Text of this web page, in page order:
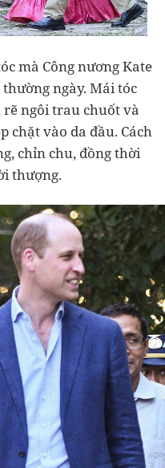
mà Công nương Kate
ngày. Mái tóc
rẽ ngôi trau chuốt và
chặt vào da đầu. Cách
chỉn chu, đồng thời
thượng.